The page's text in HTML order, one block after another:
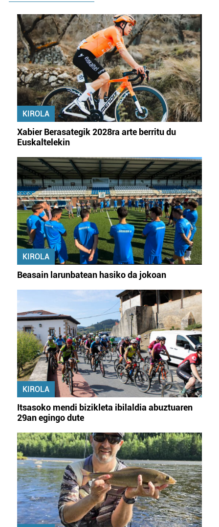
KIROLA
Xabier Berasategik 2028ra arte berritu du
Euskaltelekin
KIROLA
Beasain larunbatean hasiko da jokoan
KIROLA
Itsasoko mendi bizikleta ibilaldia abuztuaren
29an egingo dute